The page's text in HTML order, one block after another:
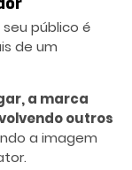
público é
de um
a marca
outros
a imagem